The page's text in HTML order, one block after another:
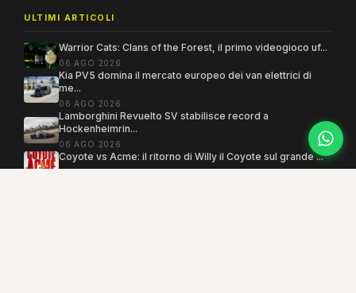
ULTIMI ARTICOLI
Warrior Cats: Clans of the Forest, il primo videogioco uf...
06 AGO 2026
Kia PV5 domina il mercato europeo dei van elettrici di
me...
06 AGO 2026
Lamborghini Revuelto SV stabilisce record a
Hockenheimrin...
06 AGO 2026
Coyote vs Acme: il ritorno di Willy il Coyote sul grande ...
06 AGO 2026